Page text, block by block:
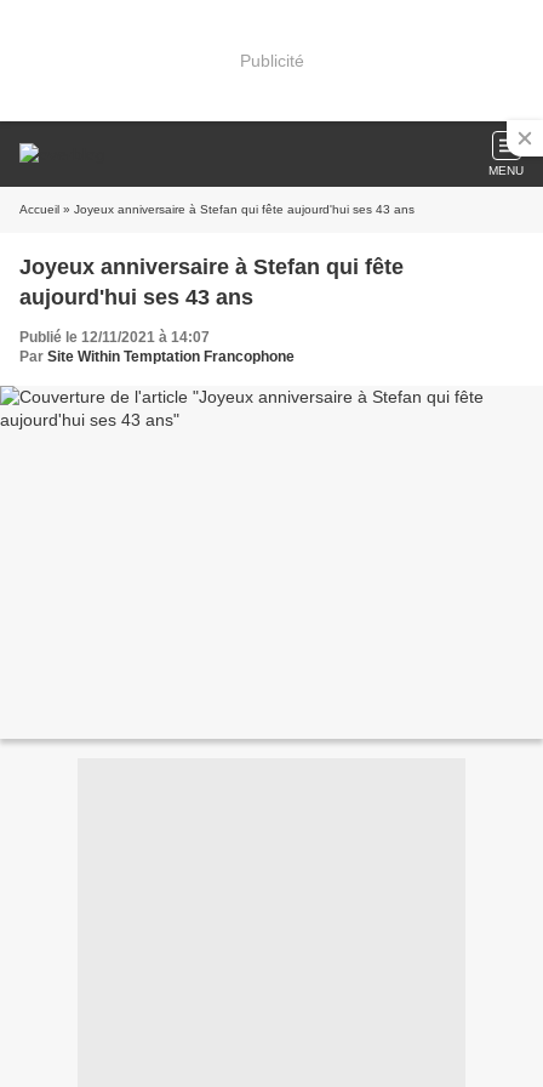
Publicité
MENU
Accueil » Joyeux anniversaire à Stefan qui fête aujourd'hui ses 43 ans
Joyeux anniversaire à Stefan qui fête
aujourd'hui ses 43 ans
Publié le 12/11/2021 à 14:07
Par Site Within Temptation Francophone